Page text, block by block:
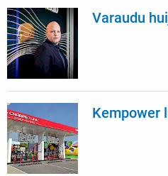
Varaudu
Kempower